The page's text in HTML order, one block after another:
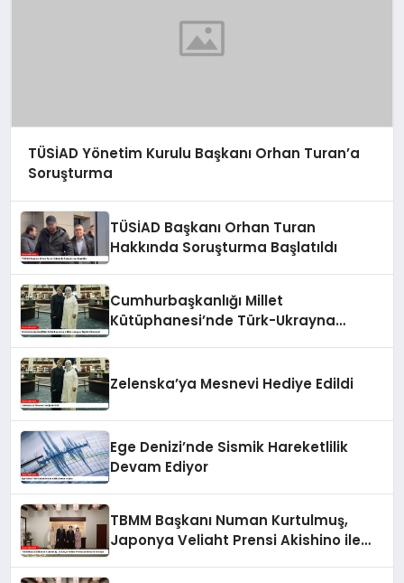
TÜSİAD Yönetim Kurulu Başkanı Orhan Turan’a
Soruşturma
TÜSİAD Başkanı Orhan Turan
Hakkında Soruşturma Başlatıldı
Cumhurbaşkanlığı Millet
Kütüphanesi’nde Türk-Ukrayna
Zelenska’ya Mesnevi Hediye Edildi
Ege Denizi’nde Sismik Hareketlilik
Devam Ediyor
TBMM Başkanı Numan Kurtulmuş,
Japonya Veliaht Prensi Akishino ile